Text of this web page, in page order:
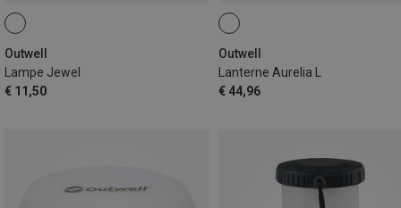
Outwell
Lampe Jewel
€ 11,50
Outwell
Lanterne Aurelia L
€ 44,96